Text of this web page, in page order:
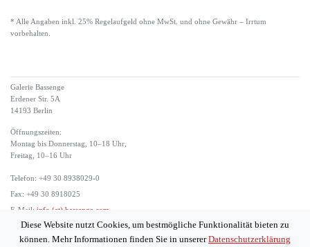
* Alle Angaben inkl. 25% Regelaufgeld ohne MwSt. und ohne Gewähr – Irrtum
vorbehalten.
Galerie Bassenge
Erdener Str. 5A
14193 Berlin
Öffnungszeiten:
Montag bis Donnerstag, 10–18 Uhr,
Freitag, 10–16 Uhr
Telefon: +49 30 8938029-0
Fax: +49 30 8918025
E-Mail: info (at) bassenge.com
Diese Website nutzt Cookies, um bestmögliche Funktionalität bieten zu
können. Mehr Informationen finden Sie in unsererDatenschutzerklärung